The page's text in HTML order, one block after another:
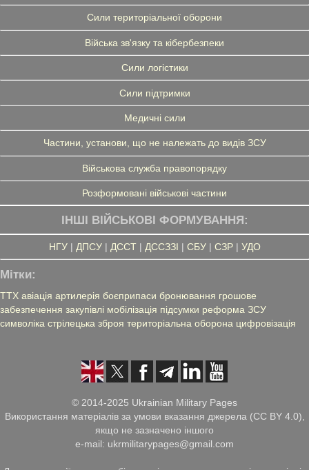
Сили територіальної оборони
Війська зв'язку та кібербезпеки
Сили логістики
Сили підтримки
Медичні сили
Частини, установи, що не належать до видів ЗСУ
Військова служба правопорядку
Розформовані військові частини
ІНШІ ВІЙСЬКОВІ ФОРМУВАННЯ:
НГУ| ДПСУ| ДССТ| ДССЗЗІ | СБУ| СЗР| УДО
Мітки:
ТТХ авіація артилерія боєприпаси бронювання грошове
забезпечення закупівлі мобілізація підсумки реформа ЗСУ
символіка стрілецька зброя територіальна оборона цифровізація
© 2014-2025 Ukrainian Military Pages
Використання матеріалів за умови вказання джерела (CC BY 4.0),
якщо не зазначено іншого
e-mail: ukrmilitarypages@gmail.com